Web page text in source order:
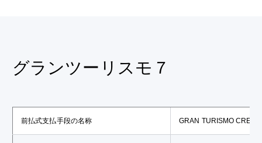
グランツーリスモ７
前払式支払手段の名称 GRAN TURISMO